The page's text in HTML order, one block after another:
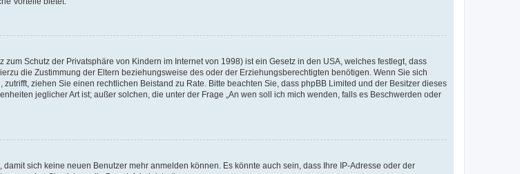
Schutz der Privatsphäre von Kindern im Internet von 1998) ist ein Gesetz in den USA, welches festlegt, dass
die Zustimmung der Eltern beziehungsweise des oder der Erziehungsberechtigten benötigen. Wenn Sie sich
ziehen Sie einen rechtlichen Beistand zu Rate. Bitte beachten Sie, dass phpBB Limited und der Besitzer dieses
jeglicher Art ist; außer solchen, die unter der Frage „An wen soll ich mich wenden, falls es Beschwerden oder
sich keine neuen Benutzer mehr anmelden können. Es könnte auch sein, dass Ihre IP-Adresse oder der